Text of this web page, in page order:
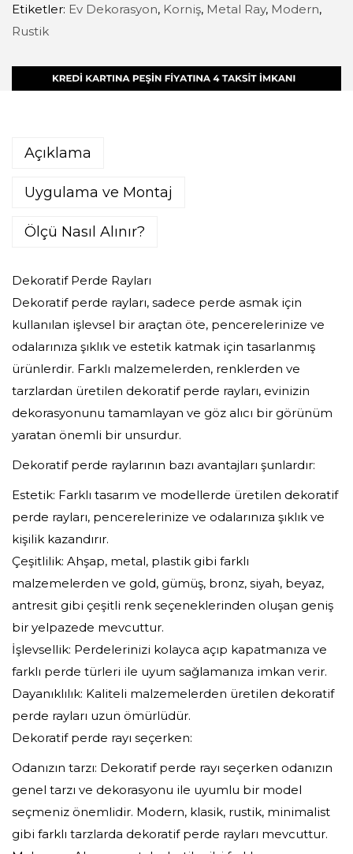
Etiketler: Ev Dekorasyon, Korniş, Metal Ray, Modern,
Rustik
Açıklama
Uygulama ve Montaj
Ölçü Nasıl Alınır?
Dekoratif Perde Rayları
Dekoratif perde rayları, sadece perde asmak için
kullanılan işlevsel bir araçtan öte, pencerelerinize ve
odalarınıza şıklık ve estetik katmak için tasarlanmış
ürünlerdir. Farklı malzemelerden, renklerden ve
tarzlardan üretilen dekoratif perde rayları, evinizin
dekorasyonunu tamamlayan ve göz alıcı bir görünüm
yaratan önemli bir unsurdur.
Dekoratif perde raylarının bazı avantajları şunlardır:
Estetik: Farklı tasarım ve modellerde üretilen dekoratif
perde rayları, pencerelerinize ve odalarınıza şıklık ve
kişilik kazandırır.
Çeşitlilik: Ahşap, metal, plastik gibi farklı
malzemelerden ve gold, gümüş, bronz, siyah, beyaz,
antresit gibi çeşitli renk seçeneklerinden oluşan geniş
bir yelpazede mevcuttur.
İşlevsellik: Perdelerinizi kolayca açıp kapatmanıza ve
farklı perde türleri ile uyum sağlamanıza imkan verir.
Dayanıklılık: Kaliteli malzemelerden üretilen dekoratif
perde rayları uzun ömürlüdür.
Dekoratif perde rayı seçerken:
Odanızın tarzı: Dekoratif perde rayı seçerken odanızın
genel tarzı ve dekorasyonu ile uyumlu bir model
seçmeniz önemlidir. Modern, klasik, rustik, minimalist
gibi farklı tarzlarda dekoratif perde rayları mevcuttur.